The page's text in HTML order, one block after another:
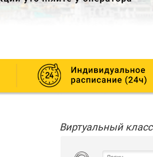
Виртуальный класс